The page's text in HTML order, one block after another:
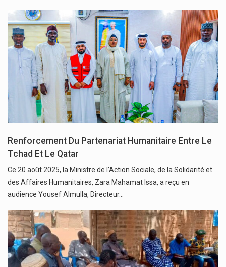
Renforcement Du Partenariat Humanitaire Entre Le
Tchad Et Le Qatar
Ce 20 août 2025, la Ministre de l’Action Sociale, de la Solidarité et
des Affaires Humanitaires, Zara Mahamat Issa, a reçu en
audience Yousef Almulla, Directeur…